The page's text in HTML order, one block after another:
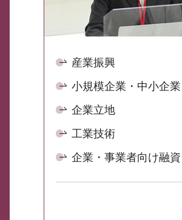
産業振興
小規模企業・中小企業
企業立地
工業技術
企業・事業者向け融資